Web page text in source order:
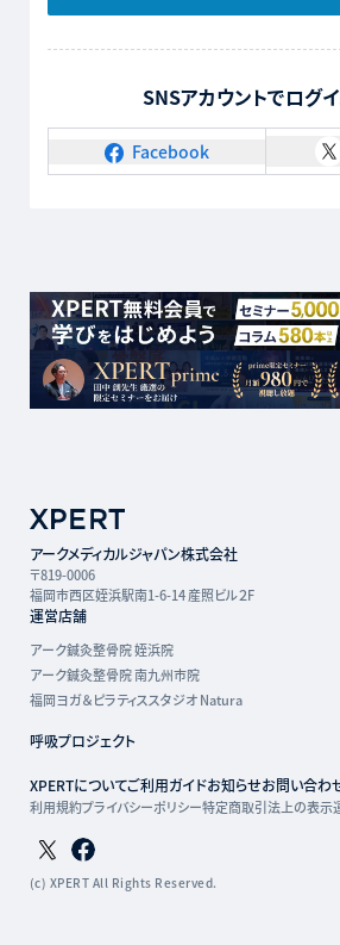
SNSアカウントでログ
Facebook
アークメディカルジャパン株式会社
〒819-0006
福岡市西区姪浜駅南1-6-14 産照ビル２F
運営店舗
アーク鍼灸整骨院 姪浜院
アーク鍼灸整骨院 南九州市院
福岡ヨガ＆ピラティススタジオ Natura
呼吸プロジェクト
XPERTについてご利用ガイドお知らせお問い合わ
利用規約プライバシーポリシー特定商取引法上の表示
Twitterページ
Facebookページ
(c) XPERT All Rights Reserved.